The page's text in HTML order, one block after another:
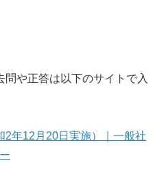
や正答は以下のサイトで入
2年12月20日実施）｜一般社